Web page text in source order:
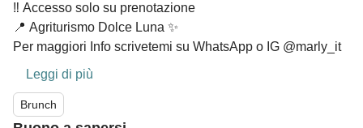
‼️ Accesso solo su prenotazione
📍 Agriturismo Dolce Luna ✨
Per maggiori Info scrivetemi su WhatsApp o IG @marly_it
Leggi di più
Brunch